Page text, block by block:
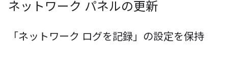
ネットワーク パネルの更新
「ネットワーク ログを記録」の設定を保持